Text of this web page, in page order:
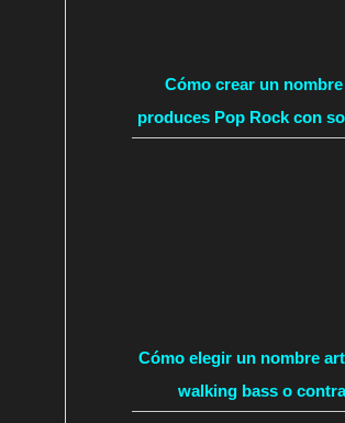
Cómo crear un
produces Pop Rock con
Cómo elegir un nombre
walking bass o